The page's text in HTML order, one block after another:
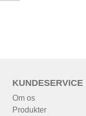
KUNDESERVICE
Om os
Produkter